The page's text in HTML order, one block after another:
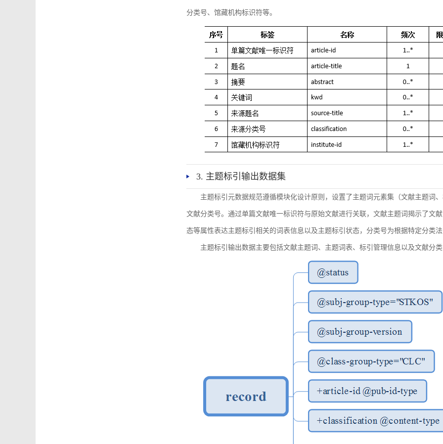
分类号、馆藏机构标识符等。
3. 主题标引输出数据集
主题标引元数据规范遵循模块化设计原则，设置了主题词元素集（文献主题词
文献分类号。通过单篇文献唯一标识符与原始文献进行关联，文献主题词揭示了文
态等属性表达主题标引相关的词表信息以及主题标引状态，分类号为根据特定分类
主题标引输出数据主要包括文献主题词、主题词表、标引管理信息以及文献分